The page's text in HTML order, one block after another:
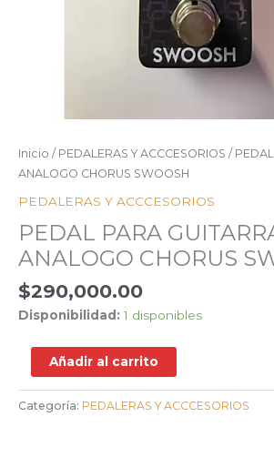
Inicio / PEDALERAS Y ACCCESORIOS /
ANALOGO CHORUS SWOOSH
PEDALERAS Y ACCCESORIOS
PEDAL PARA
ANALOGO CHORUS
$290,000.00
Disponibilidad: 1 disponibles
Añadir al carrito
Categoría: PEDALERAS Y ACCCESORIOS